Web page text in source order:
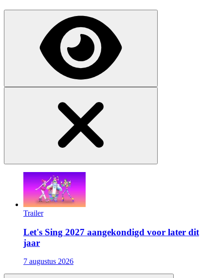
Trailer
Let's Sing 2027 aangekondigd voor later dit
jaar
7 augustus 2026